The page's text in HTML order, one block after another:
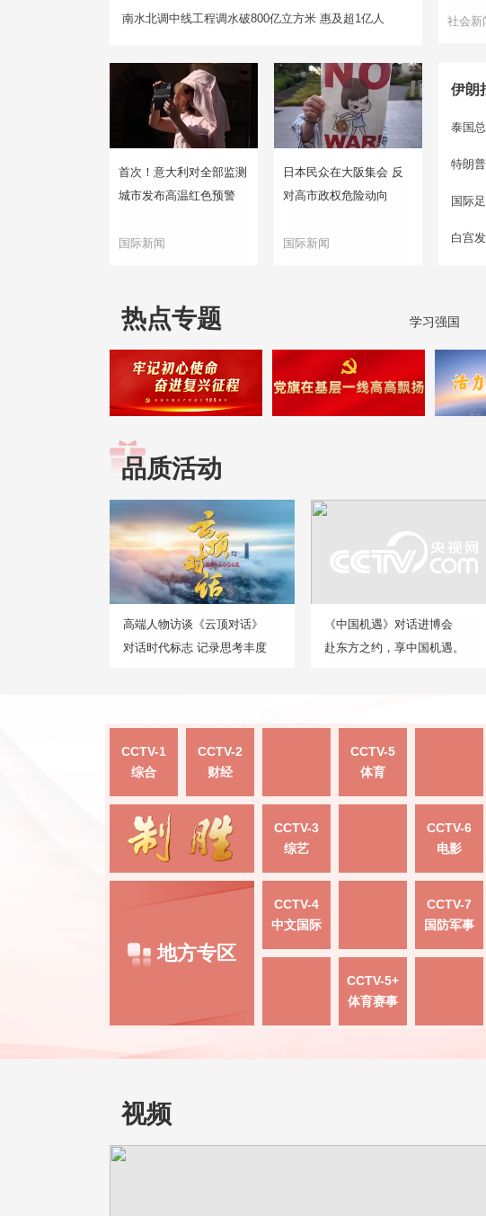
南水北调中线工程调水破800亿立方米 惠及超1亿人 社会新
首次！意大利对全部监测
城市发布高温红色预警
国际新闻
日本民众在大阪集会 反
对高市政权危险动向
国际新闻
伊朗
泰国
特朗
国际
白宫
热点专题 学习强国
品质活动
高端人物访谈《云顶对话》
对话时代标志 记录思考丰度
《中国机遇》对话进博会
赴东方之约，享中国机遇。
CCTV-1
综合
CCTV-2
财经
CCTV-5
体育
CCTV-3
综艺
CCTV-6
电影
地方专区
CCTV-4
中文国际
CCTV-7
国防军事
CCTV-5+
体育赛事
视频